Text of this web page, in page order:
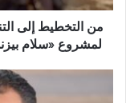
الفعلية
لمشروع
«سلام
من التخطيط إلى
لمشروع «سلام